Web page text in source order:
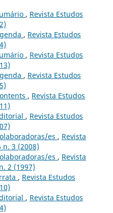
, Revista Estudos
, Revista Estudos
, Revista Estudos
, Revista Estudos
, Revista Estudos
, Revista Estudos
es , Revista
n. 3 (2008)
es , Revista
2 (1997)
, Revista Estudos
, Revista Estudos